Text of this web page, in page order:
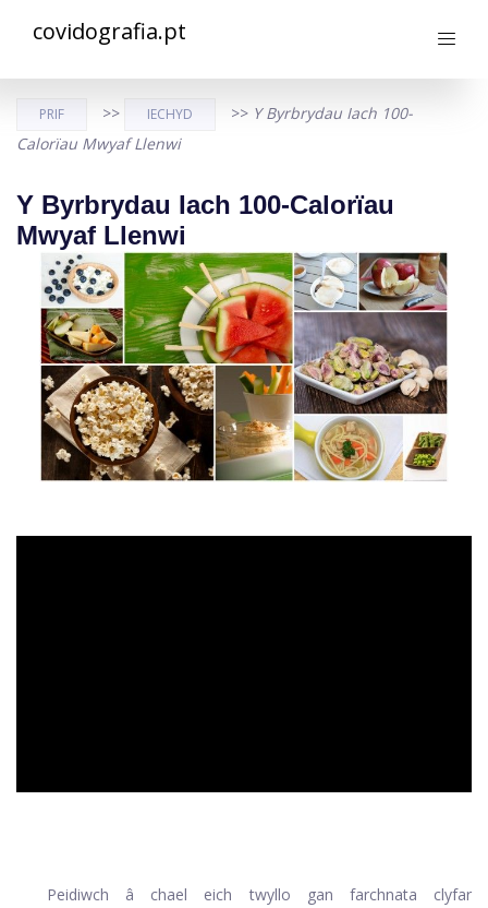
covidografia.pt
PRIF >> IECHYD >> Y Byrbrydau Iach 100-
Calorïau Mwyaf Llenwi
Y Byrbrydau Iach 100-Calorïau
Mwyaf Llenwi
Peidiwch â chael eich twyllo gan farchnata clyfar